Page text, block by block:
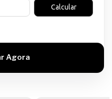
Calcular